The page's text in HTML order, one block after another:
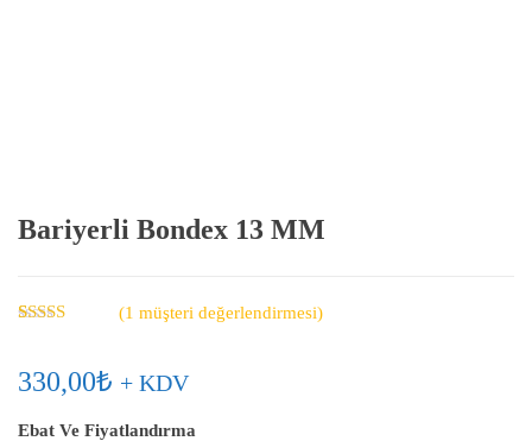
Bariyerli Bondex 13 MM
dayanarak 5
üzerinden
aldı
(1 müşteri değerlendirmesi)
330,00₺ + KDV
Ebat Ve Fiyatlandırma